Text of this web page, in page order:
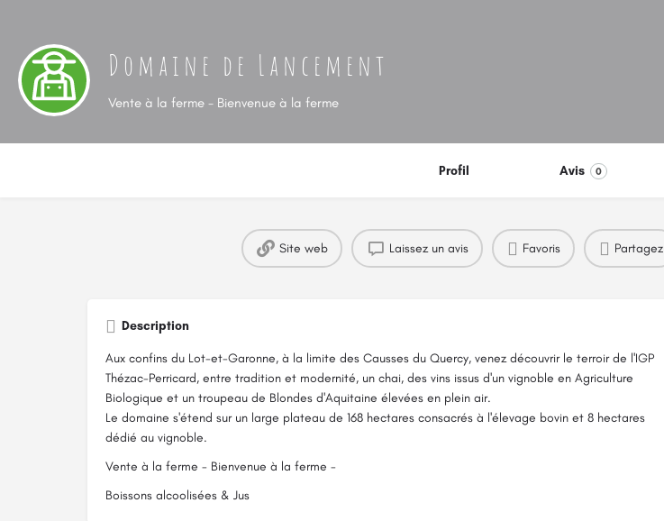
Domaine de Lancement
Vente à la ferme - Bienvenue à la ferme
Profil Avis 0
Site web Laissez un avis Favoris Partagez
Description
Aux confins du Lot-et-Garonne, à la limite des Causses du Quercy, venez découvrir le terroir de l'IGP
Thézac-Perricard, entre tradition et modernité, un chai, des vins issus d'un vignoble en Agriculture
Biologique et un troupeau de Blondes d'Aquitaine élevées en plein air.
Le domaine s'étend sur un large plateau de 168 hectares consacrés à l'élevage bovin et 8 hectares
dédié au vignoble.
Vente à la ferme - Bienvenue à la ferme -
Boissons alcoolisées & Jus